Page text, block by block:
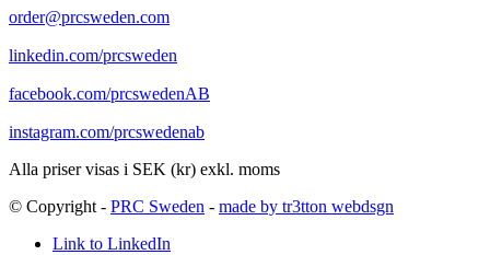
order@prcsweden.com
linkedin.com/prcsweden
facebook.com/prcswedenAB
instagram.com/prcswedenab
Alla priser visas i SEK (kr) exkl. moms
© Copyright - PRC Sweden - made by tr3tton webdsgn
Link to LinkedIn